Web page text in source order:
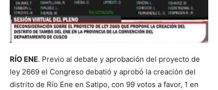
RÍO ENE. Previo al debate y aprobación del proyecto de
ley 2669 el Congreso debatió y aprobó la creación del
distrito de Río Ene en Satipo, con 99 votos a favor, 1 en